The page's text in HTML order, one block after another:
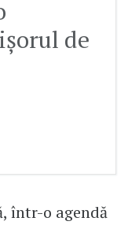
de
într-o agendă